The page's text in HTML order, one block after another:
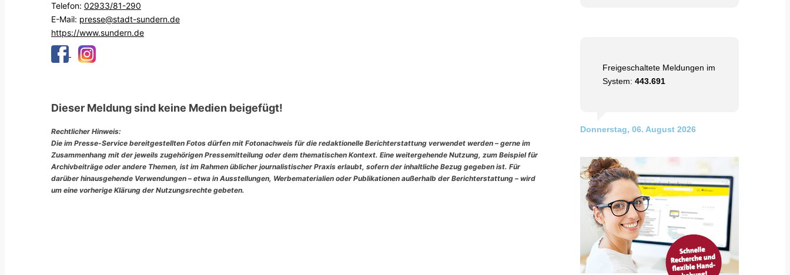
Telefon: 02933/81-290
E-Mail: presse@stadt-sundern.de
https://www.sundern.de
Dieser Meldung sind keine Medien beigefügt!
Rechtlicher Hinweis:
Die im Presse-Service bereitgestellten Fotos dürfen mit Fotonachweis für die redaktionelle Berichterstattung verwendet werden – gerne im
Zusammenhang mit der jeweils zugehörigen Pressemitteilung oder dem thematischen Kontext. Eine weitergehende Nutzung, zum Beispiel für
Archivbeiträge oder andere Themen, ist im Rahmen üblicher journalistischer Praxis erlaubt, sofern der inhaltliche Bezug gegeben ist. Für
darüber hinausgehende Verwendungen – etwa in Ausstellungen, Werbematerialien oder Publikationen außerhalb der Berichterstattung – wird
um eine vorherige Klärung der Nutzungsrechte gebeten.
Freigeschaltete Meldungen im
System: 443.691
Donnerstag, 06. August 2026